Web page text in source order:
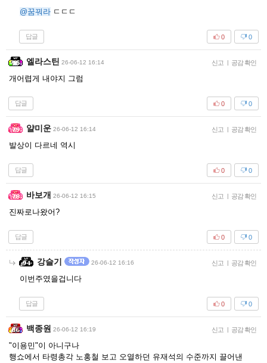
@꿈꿔라 ㄷㄷㄷ
답글 0
0
엘라스틴 26-06-12 16:14 신고 | 공감 확인
개어렵게 내야지 그럼
답글 0
0
얄미운 26-06-12 16:14 신고 | 공감 확인
발상이 다르네 역시
답글 0
0
바보개 26-06-12 16:15 신고 | 공감 확인
진짜로나왔어?
답글 0
0
강슬기 26-06-12 16:16 신고 | 공감 확인
이번주였을겁니다
답글 0
0
백종원 26-06-12 16:19 신고 | 공감 확인
"이용민"이 아니구나
행쇼에서 타령총각 노홍철 보고 오열하던 유재석의 수준까지 끌어낸